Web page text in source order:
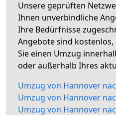
Unsere geprüften
Ihnen unverbindliche
Ihre Bedürfnisse
Angebote sind
Sie einen Umzug
oder außerhalb Ihres
Umzug von Hannover
Umzug von Hannover
Umzug von Hannover